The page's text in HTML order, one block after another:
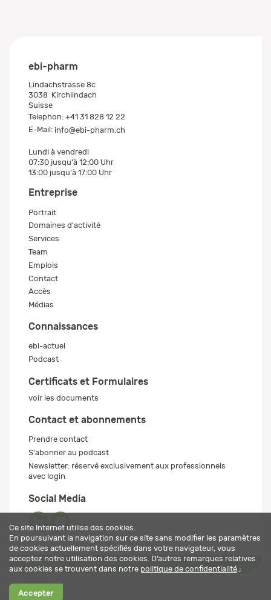
ebi-pharm
Lindachstrasse 8c
3038 Kirchlindach
Suisse
Telephon: +41 31 828 12 22
E-Mail: info@ebi-pharm.ch
Lundi à vendredi
07:30 jusqu'à 12:00 Uhr
13:00 jusqu'à 17:00 Uhr
Entreprise
Portrait
Domaines d'activité
Services
Team
Emplois
Contact
Accès
Médias
Connaissances
ebi-actuel
Podcast
Certificats et Formulaires
voir les documents
Contact et abonnements
Prendre contact
S'abonner au podcast
Newsletter: réservé exclusivement aux professionnels
avec login
Social Media
Ce site Internet utilise des cookies.
En poursuivant la navigation sur ce site sans modifier les paramètres
de cookies actuellement spécifiés dans votre navigateur, vous
acceptez notre utilisation des cookies. D’autres remarques relatives
aux cookies se trouvent dans notre politique de confidentialité .;
Accepter